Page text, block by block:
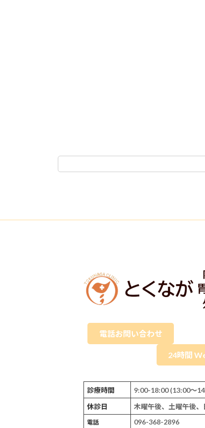
電話お問い合わせ
24時間
診療時間
9:00-18:00 (13:00～
休診日
木曜午後、土曜午後、
電話
096-368-2896